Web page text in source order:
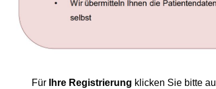
Für Ihre Registrierung klicken Sie bitte